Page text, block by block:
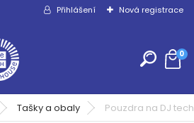
Přihlášení Nová registrace
0
Tašky a obaly Pouzdra na DJ